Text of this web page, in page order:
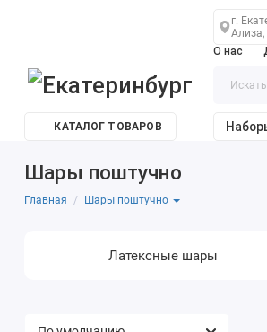
г.
Ализа,
О нас
КАТАЛОГ ТОВАРОВ
Шары поштучно
Главная Шары поштучно
Латексные шары